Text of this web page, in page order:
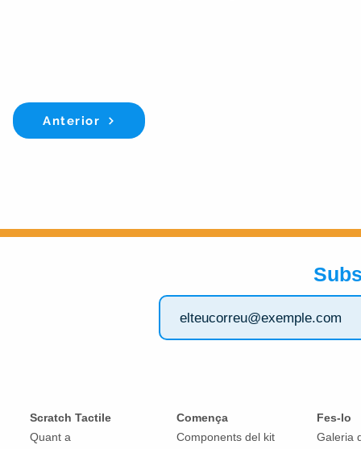
Anterior
Scratch Tactile
Quant a
Comença
Components del kit
Fes-lo
Galeria